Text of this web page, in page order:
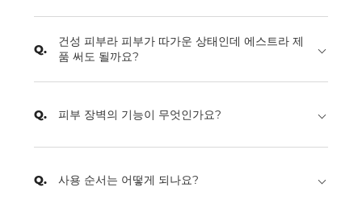
건성 피부라 피부가 따가운 상태인데 에스트라 제
품 써도 될까요?
피부 장벽의 기능이 무엇인가요?
사용 순서는 어떻게 되나요?